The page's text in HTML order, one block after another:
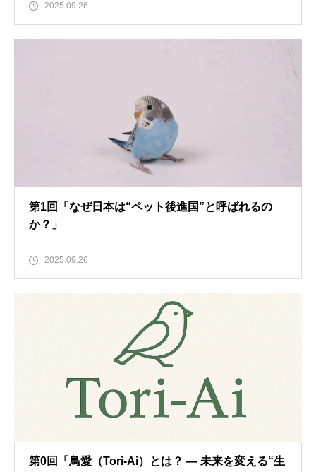
2025.09.26
第1回「なぜ日本は“ペット後進国”と呼ばれるの
か？」
2025.09.26
第0回「鳥愛（Tori-Ai）とは？ ― 未来を変える“生